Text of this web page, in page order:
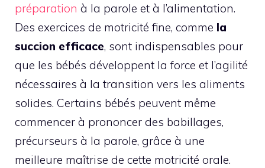
préparation à la parole et à l’alimentation.
Des exercices de motricité fine, comme la
succion efficace, sont indispensables pour
que les bébés développent la force et l’agilité
nécessaires à la transition vers les aliments
solides. Certains bébés peuvent même
commencer à prononcer des babillages,
précurseurs à la parole, grâce à une
meilleure maîtrise de cette motricité orale.